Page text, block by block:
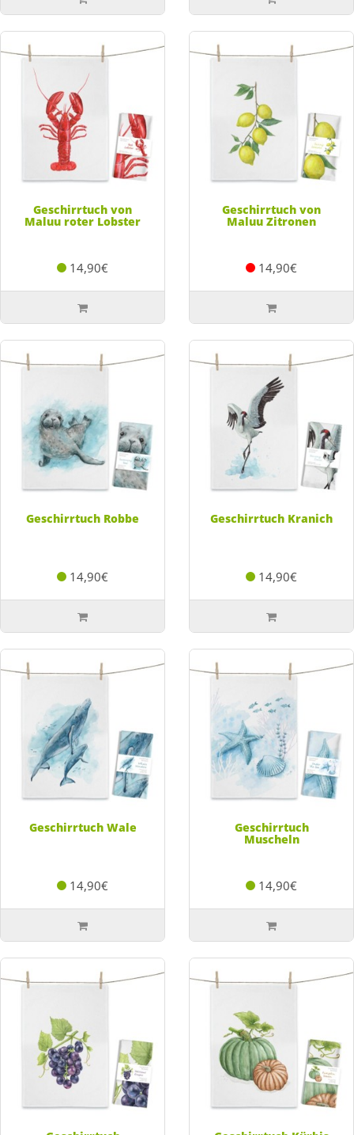
Geschirrtuch von
Maluu roter Lobster
14,90€
Geschirrtuch von
Maluu Zitronen
14,90€
Geschirrtuch Robbe
14,90€
Geschirrtuch Kranich
14,90€
Geschirrtuch Wale
14,90€
Geschirrtuch
Muscheln
14,90€